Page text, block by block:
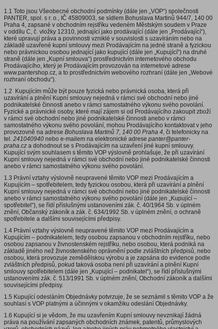
1.1 Toto jsou Všeobecné obchodní podmínky (dále jen „VOP“) společnosti
PANTER, spol. s r. o., IČ 45809003, se sídlem Bohuslava Martinů 944/7, 140 00
Praha 4, zapsané v obchodním rejstříku vedeném Městským soudem v Praze
v oddílu C, č. vložky 12310, jednající jako prodávající (dále jen „Prodávající“),
které upravují práva a povinnosti vzniklé v souvislosti s uzavíráním nebo na
základě uzavřené kupní smlouvy mezi Prodávajícím na jedné straně a fyzickou
nebo právnickou osobou jednající jako kupující (dále jen „Kupující“) na druhé
straně (dále jen „Kupní smlouva“) prostřednictvím internetového obchodu
Prodávajícího, který je Prodávajícím provozován na internetové adrese
www.pantershop.cz, a to prostřednictvím webového rozhraní (dále jen „Webové
rozhraní obchodu“).
1.2 Kupujícím může být pouze fyzická nebo právnická osoba, která při
uzavírání a plnění Kupní smlouvy nejedná v rámci své obchodní nebo jiné
podnikatelské činnosti anebo v rámci samostatného výkonu svého povolání.
Fyzické a právnické osoby, které mají zájem si od Prodávajícího zakoupit zboží
v rámci své obchodní nebo jiné podnikatelské činnosti anebo v rámci
samostatného výkonu svého povolání, mohou Prodávajícího kontaktovat v jeho
provozovně na adrese Bohuslava Martinů 7, 140 00 Praha 4, či telefonicky na
tel. 241040940 nebo e-mailem na elektronické adrese panter@panter-
praha.cz a dohodnout se s Prodávajícím na uzavření jiné kupní smlouvy.
Kupující svým souhlasem s těmito VOP výslovně prohlašuje, že při uzavírání
Kupní smlouvy nejedná v rámci své obchodní nebo jiné podnikatelské činnosti
anebo v rámci samostatného výkonu svého povolání.
1.3 Právní vztahy výslovně neupravené těmito VOP mezi Prodávajícím a
Kupujícím – spotřebitelem, tedy fyzickou osobou, která při uzavírání a plnění
Kupní smlouvy nejedná v rámci své obchodní nebo jiné podnikatelské činnosti
anebo v rámci samostatného výkonu svého povolání (dále jen „Kupující –
spotřebitel“), se řídí příslušnými ustanoveními zák. č. 40/1964 Sb. v úplném
znění, Občanský zákoník a zák. č. 634/1992 Sb. v úplném znění, o ochraně
spotřebitele a dalšími souvisejícími předpisy.
1.4 Právní vztahy výslovně neupravené těmito VOP mezi Prodávajícím a
Kupujícím – podnikatelem, tedy osobou zapsanou v obchodním rejstříku, nebo
osobou zapsanou v živnostenském rejstříku, nebo osobou, která podniká na
základě jiného než živnostenského oprávnění podle zvláštních předpisů, nebo
osobou, která provozuje zemědělskou výrobu a je zapsána do evidence podle
zvláštních předpisů, pokud taková osoba není při uzavírání a plnění Kupní
smlouvy spotřebitelem (dále jen „Kupující – podnikatel“), se řídí příslušnými
ustanoveními zák. č. 513/1991 Sb. v úplném znění, Obchodní zákoník a dalšími
souvisejícími předpisy.
1.5 Kupující odesláním Objednávky potvrzuje, že se seznámil s těmito VOP a že
souhlasí s VOP platnými a účinnými v okamžiku odeslání Objednávky.
1.6 Kupující si je vědom, že mu uzavřením Kupní smlouvy nevznikají žádná
práva na používání zapsaných obchodních známek, patentů, průmyslových